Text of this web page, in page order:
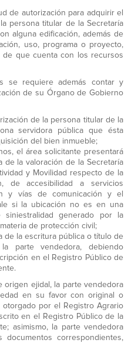
de autorización para adquirir el
persona titular de la Secretaría
alguna edificación, además de
uso, programa o proyecto,
de que cuenta con los recursos
se requiere además contar y
de su Órgano de Gobierno
de la persona titular de la
servidora pública que ésta
del bien inmueble;
el área solicitante presentará
de la valoración de la Secretaría
y Movilidad respecto de la
de accesibilidad a servicios
y vías de comunicación y el
si la ubicación no es en una
generado por la
de protección civil;
de la escritura pública o título de
parte vendedora, debiendo
en el Registro Público de
origen ejidal, la parte vendedora
en su favor con original o
por el Registro Agrario
en el Registro Público de la
asimismo, la parte vendedora
correspondientes,